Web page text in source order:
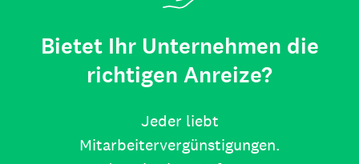
Bietet Ihr Unternehmen die
richtigen Anreize?
Jeder liebt
Mitarbeitervergünstigungen.